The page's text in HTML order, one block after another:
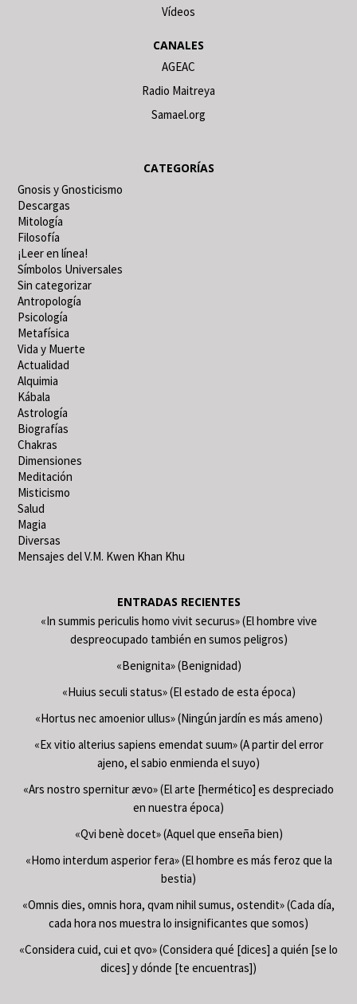
Vídeos
CANALES
AGEAC
Radio Maitreya
Samael.org
CATEGORÍAS
Gnosis y Gnosticismo
Descargas
Mitología
Filosofía
¡Leer en línea!
Símbolos Universales
Sin categorizar
Antropología
Psicología
Metafísica
Vida y Muerte
Actualidad
Alquimia
Kábala
Astrología
Biografías
Chakras
Dimensiones
Meditación
Misticismo
Salud
Magia
Diversas
Mensajes del V.M. Kwen Khan Khu
ENTRADAS RECIENTES
«In summis periculis homo vivit securus» (El hombre vive
despreocupado también en sumos peligros)
«Benignita» (Benignidad)
«Huius seculi status» (El estado de esta época)
«Hortus nec amoenior ullus» (Ningún jardín es más ameno)
«Ex vitio alterius sapiens emendat suum» (A partir del error
ajeno, el sabio enmienda el suyo)
«Ars nostro spernitur ævo» (El arte [hermético] es despreciado
en nuestra época)
«Qvi benè docet» (Aquel que enseña bien)
«Homo interdum asperior fera» (El hombre es más feroz que la
bestia)
«Omnis dies, omnis hora, qvam nihil sumus, ostendit» (Cada día,
cada hora nos muestra lo insignificantes que somos)
«Considera cuid, cui et qvo» (Considera qué [dices] a quién [se lo
dices] y dónde [te encuentras])